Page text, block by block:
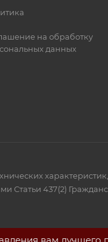
на обработку
данных
Статьи 437(2)